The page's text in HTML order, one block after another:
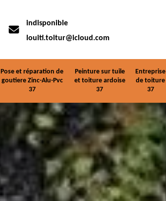
indisponible
louiti.toitur@icloud.com
Pose et réparation de
goutiere Zinc-Alu-Pvc
37
Peinture sur tuile
et toiture ardoise
37
Entreprise
de toiture
37